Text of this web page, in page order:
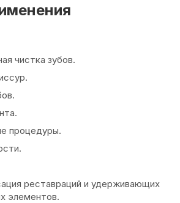
чистка зубов.
процедуры.
реставраций и удерживающих
элементов.